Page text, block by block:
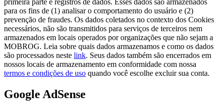
para os fins de (1) analisar o comportamento do usuário e (2)
prevenção de fraudes. Os dados coletados no contexto dos Cookies
necessários, não são transmitidos para serviços de terceiros nem
armazenados em locais operados por organizações que não sejam a
MOBROG. Leia sobre quais dados armazenamos e como os dados
são processados neste link. Seus dados também são encerrados em
nossos locais de armazenamento em conformidade com nossa
termos e condições de uso quando você escolhe excluir sua conta.
Google AdSense